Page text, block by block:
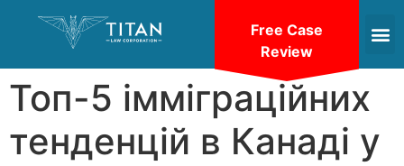
Топ-5 імміграційних
тенденцій в Канаді у
Free Case
Review